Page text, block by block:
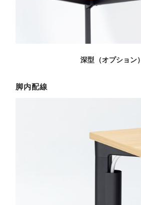
深型（オプション）
脚内配線